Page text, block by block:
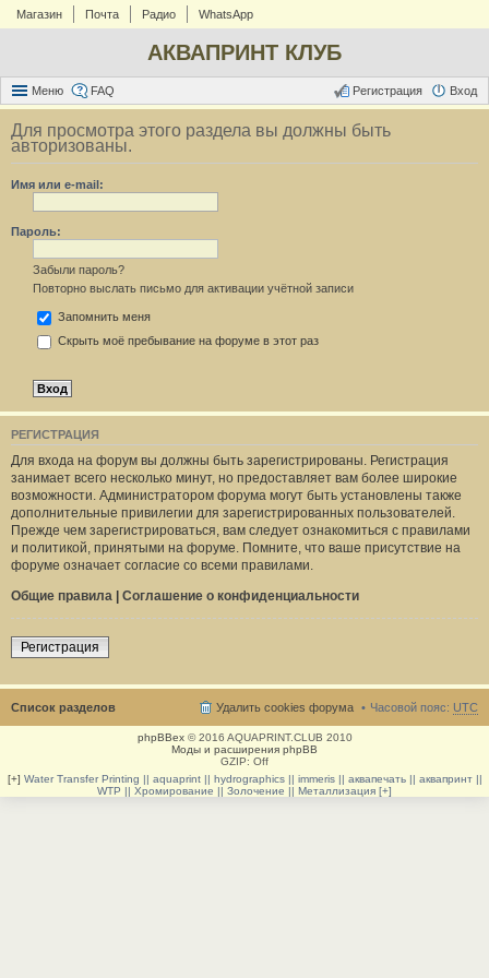
Магазин Почта Радио WhatsApp
АКВАПРИНТ КЛУБ
Меню FAQ Вход
Регистрация
Для просмотра этого раздела вы должны быть
авторизованы.
Имя или e-mail:
Пароль:
Забыли пароль?
Повторно выслать письмо для активации учётной записи
Запомнить меня
Скрыть моё пребывание на форуме в этот раз
РЕГИСТРАЦИЯ
Для входа на форум вы должны быть зарегистрированы. Регистрация
занимает всего несколько минут, но предоставляет вам более широкие
возможности. Администратором форума могут быть установлены также
дополнительные привилегии для зарегистрированных пользователей.
Прежде чем зарегистрироваться, вам следует ознакомиться с правилами
и политикой, принятыми на форуме. Помните, что ваше присутствие на
форуме означает согласие со всеми правилами.
Общие правила | Соглашение о конфиденциальности
Регистрация
Список разделов Часовой пояс: UTC
Удалить cookies форума
phpBBex© 2016 AQUAPRINT.CLUB 2010
Моды и расширения phpBB
GZIP: Off
[+] Water Transfer Printing || aquaprint || hydrographics || immeris || аквапечать || аквапринт ||
WTP || Хромирование || Золочение || Металлизация [+]